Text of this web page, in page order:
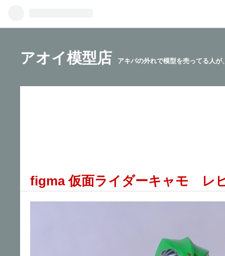
アオイ模型店 アキバの外れで模型を売ってる人
figma 仮面ライダーキャモ レ